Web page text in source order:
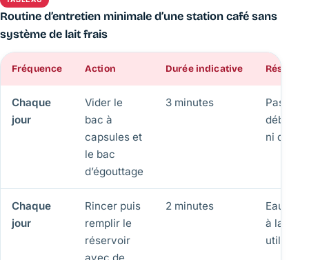
Routine d’entretien minimale d’une station café sans
système de lait frais
Fréquence Action Durée indicative Résultat
Chaque
jour
Vider le
bac à
capsules et
le bac
d’égouttage
3 minutes
Pas de
ni
Chaque
jour
Rincer puis
remplir le
réservoir
avec de
2 minutes
Eau
à la